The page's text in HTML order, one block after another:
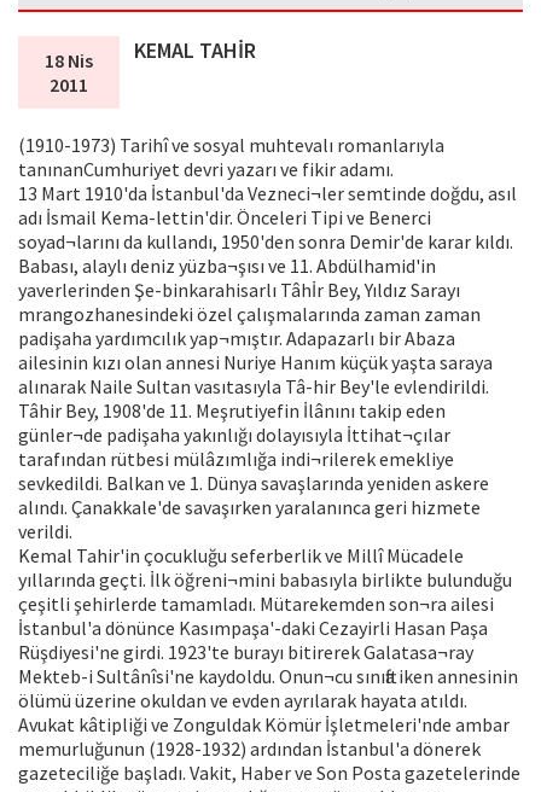
18 Nis
2011
KEMAL TAHİR
(1910-1973) Tarihî ve sosyal muhtevalı romanlarıyla
tanınanCumhuriyet devri yazarı ve fikir adamı.
13 Mart 1910'da İstanbul'da Vezneci¬ler semtinde doğdu, asıl
adı İsmail Kema-lettin'dir. Önceleri Tipi ve Benerci
soyad¬larını da kullandı, 1950'den sonra Demir'de karar kıldı.
Babası, alaylı deniz yüzba¬şısı ve 11. Abdülhamid'in
yaverlerinden Şe-binkarahisarlı Tâhİr Bey, Yıldız Sarayı
mrangozhanesindeki özel çalışmalarında zaman zaman
padişaha yardımcılık yap¬mıştır. Adapazarlı bir Abaza
ailesinin kızı olan annesi Nuriye Hanım küçük yaşta saraya
alınarak Naile Sultan vasıtasıyla Tâ-hir Bey'le evlendirildi.
Tâhir Bey, 1908'de 11. Meşrutiyefin İlânını takip eden
günler¬de padişaha yakınlığı dolayısıyla İttihat¬çılar
tarafından rütbesi mülâzımlığa indi¬rilerek emekliye
sevkedildi. Balkan ve 1. Dünya savaşlarında yeniden askere
alındı. Çanakkale'de savaşırken yaralanınca geri hizmete
verildi.
Kemal Tahir'in çocukluğu seferberlik ve Millî Mücadele
yıllarında geçti. İlk öğreni¬mini babasıyla birlikte bulunduğu
çeşitli şehirlerde tamamladı. Mütarekemden son¬ra ailesi
İstanbul'a dönünce Kasımpaşa'-daki Cezayirli Hasan Paşa
Rüşdiyesi'ne girdi. 1923'te burayı bitirerek Galatasa¬ray
Mekteb-i Sultânîsi'ne kaydoldu. Onun¬cu sınıfta iken annesinin
ölümü üzerine okuldan ve evden ayrılarak hayata atıldı.
Avukat kâtipliği ve Zonguldak Kömür İşletmeleri'nde ambar
memurluğunun (1928-1932) ardından İstanbul'a dönerek
gazeteciliğe başladı. Vakit, Haber ve Son Posta gazetelerinde